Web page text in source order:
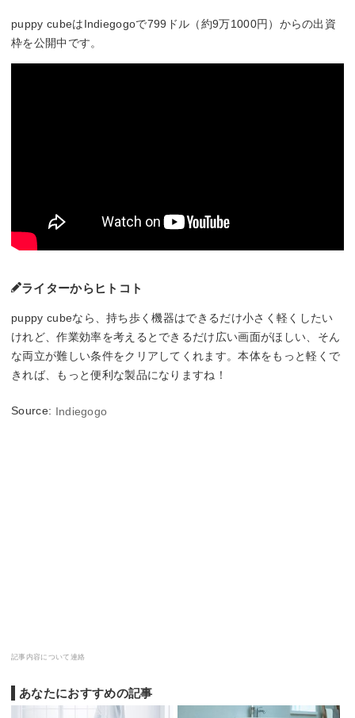
puppy cubeはIndiegogoで799ドル（約9万1000円）からの出資
枠を公開中です。
ライターからヒトコト
puppy cubeなら、持ち歩く機器はできるだけ小さく軽くしたい
けれど、作業効率を考えるとできるだけ広い画面がほしい、そん
な両立が難しい条件をクリアしてくれます。本体をもっと軽くで
きれば、もっと便利な製品になりますね！
Source: Indiegogo
記事内容について連絡
あなたにおすすめの記事